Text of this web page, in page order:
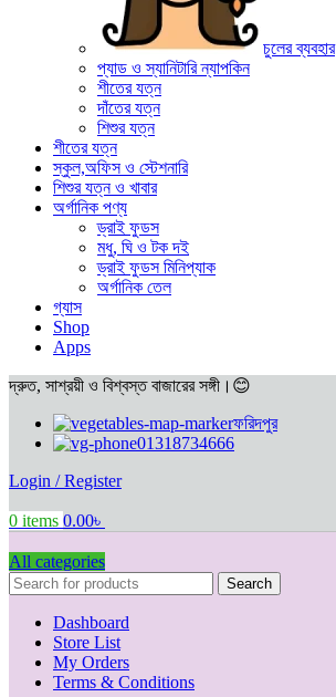
চুলের ব্যবহার
প্যাড ও স্যানিটারি ন্যাপকিন
শীতের যত্ন
দাঁতের যত্ন
শিশুর যত্ন
শীতের যত্ন
স্কুল,অফিস ও স্টেশনারি
শিশুর যত্ন ও খাবার
অর্গানিক পণ্য
ড্রাই ফুডস
মধু, ঘি ও টক দই
ড্রাই ফুডস মিনিপ্যাক
অর্গানিক তেল
গ্যাস
Shop
Apps
দ্রুত, সাশ্রয়ী ও বিশ্বস্ত বাজারের সঙ্গী।😊
ফরিদপুর
01318734666
Login / Register
0 items 0.00৳
All categories
Search
Dashboard
Store List
My Orders
Terms & Conditions